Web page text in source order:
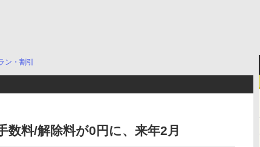
ン・割引
数料/解除料が0円に、来年2月